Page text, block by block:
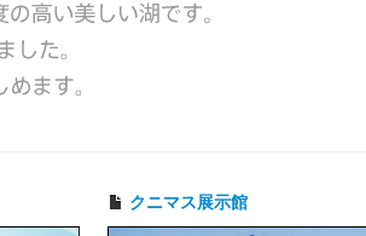
クニマス展示館